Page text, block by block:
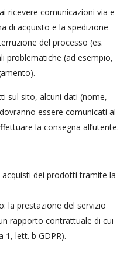
ricevere comunicazioni via e-
di acquisto e la spedizione
del processo (es.
problematiche (ad esempio,
sul sito, alcuni dati (nome,
essere comunicati al
la consegna all’utente.
dei prodotti tramite la
la prestazione del servizio
rapporto contrattuale di cui
1, lett. b GDPR).